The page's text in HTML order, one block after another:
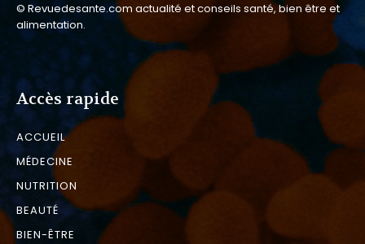
© Revuedesante.com actualité et conseils santé, bien être et
alimentation.
Accès rapide
ACCUEIL
MÉDECINE
NUTRITION
BEAUTÉ
BIEN-ÊTRE